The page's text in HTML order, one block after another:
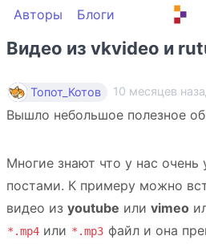
Авторы Блоги
Видео из vkvideo и
Топот_Котов 10 месяцев
Вышло небольшое полезное
Многие знают что у нас очень
постами. К примеру можно
видео из youtube или vimeo
*.mp4 или *.mp3 файл и она